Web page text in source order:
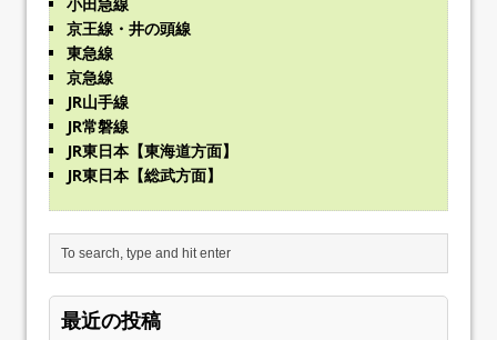
京王線・井の頭線
東急線
京急線
JR山手線
JR常磐線
JR東日本【東海道方面】
JR東日本【総武方面】
最近の投稿